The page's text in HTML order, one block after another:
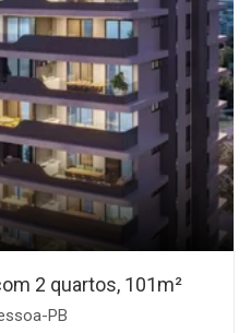
2 quartos, 101m²
PB